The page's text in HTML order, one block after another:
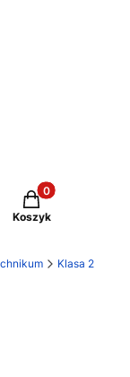
Produkty w
Koszyk
Klasa 2